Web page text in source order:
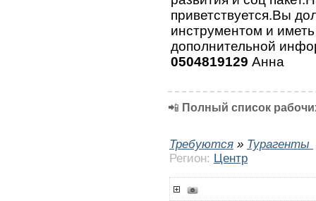
приветствуется.Вы
инструментом и
дополнительной
0504819129 Анна
📲 Полный список
Требуются » Турагенты
Регион: Центр